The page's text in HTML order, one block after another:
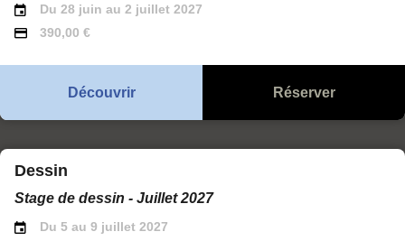
Du 28 juin au 2 juillet 2027
390,00 €
Découvrir Réserver
Dessin
Stage de dessin - Juillet 2027
Du 5 au 9 juillet 2027